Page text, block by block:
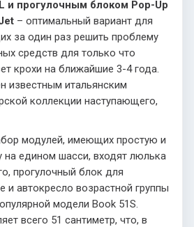
и прогулочным блоком Pop-Up
– оптимальный вариант для
за один раз решить проблему
средств для только что
крохи на ближайшие 3-4 года.
известным итальянским
коллекции наступающего,
модулей, имеющих простую и
на едином шасси, входят люлька
прогулочный блок для
и автокресло возрастной группы
модели Book 51S.
всего 51 сантиметр, что, в